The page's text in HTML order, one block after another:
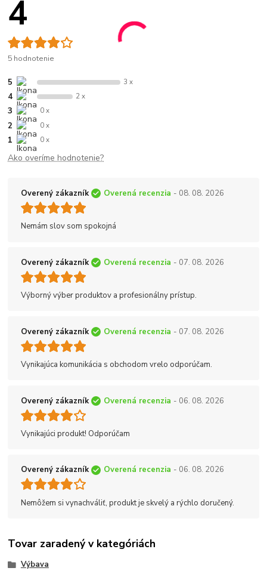
4
5 hodnotenie
5 3 x
4 2 x
3 0 x
2 0 x
1 0 x
Ako overíme hodnotenie?
Overený zákazník Overená recenzia - 08. 08. 2026
Nemám slov som spokojná
Overený zákazník Overená recenzia - 07. 08. 2026
Výborný výber produktov a profesionálny prístup.
Overený zákazník Overená recenzia - 07. 08. 2026
Vynikajúca komunikácia s obchodom vrelo odporúčam.
Overený zákazník Overená recenzia - 06. 08. 2026
Vynikajúci produkt! Odporúčam
Overený zákazník Overená recenzia - 06. 08. 2026
Nemôžem si vynachváliť, produkt je skvelý a rýchlo doručený.
Tovar zaradený v kategóriách
Výbava